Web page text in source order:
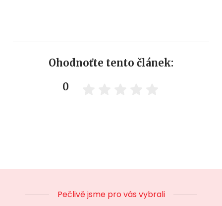
Ohodnoťte tento článek:
0
Pečlivě jsme pro vás vybrali